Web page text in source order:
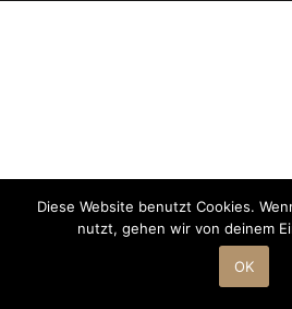
Diese Website benutzt Cookies.
nutzt, gehen wir von deinem
OK